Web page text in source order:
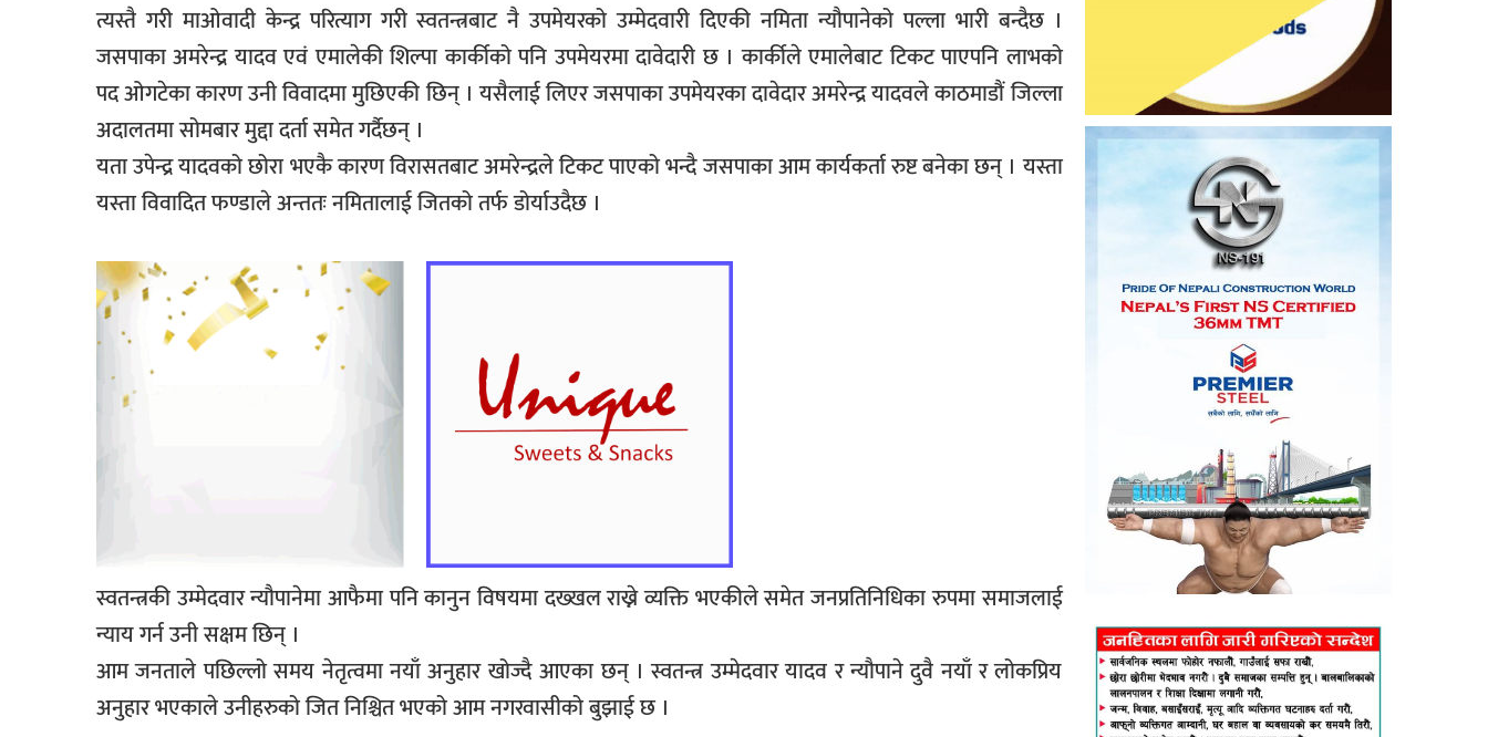
त्यस्तै गरी माओवादी केन्द्र परित्याग गरी स्वतन्त्रबाट नै उपमेयरको उम्मेदवारी दिएकी नमिता न्यौपानेको पल्ला भारी बन्दैछ ।
जसपाका अमरेन्द्र यादव एवं एमालेकी शिल्पा कार्कीको पनि उपमेयरमा दावेदारी छ । कार्कीले एमालेबाट टिकट पाएपनि लाभको
पद ओगटेका कारण उनी विवादमा मुछिएकी छिन् । यसैलाई लिएर जसपाका उपमेयरका दावेदार अमरेन्द्र यादवले काठमाडौं जिल्ला
अदालतमा सोमबार मुद्दा दर्ता समेत गर्दैछन् ।
यता उपेन्द्र यादवको छोरा भएकै कारण विरासतबाट अमरेन्द्रले टिकट पाएको भन्दै जसपाका आम कार्यकर्ता रुष्ट बनेका छन् । यस्ता
यस्ता विवादित फण्डाले अन्ततः नमितालाई जितको तर्फ डोर्याउदैछ ।
स्वतन्त्रकी उम्मेदवार न्यौपानेमा आफैमा पनि कानुन विषयमा दख्खल राख्ने व्यक्ति भएकीले समेत जनप्रतिनिधिका रुपमा समाजलाई
न्याय गर्न उनी सक्षम छिन् ।
आम जनताले पछिल्लो समय नेतृत्वमा नयाँ अनुहार खोज्दै आएका छन् । स्वतन्त्र उम्मेदवार यादव र न्यौपाने दुवै नयाँ र लोकप्रिय
अनुहार भएकाले उनीहरुको जित निश्चित भएको आम नगरवासीको बुझाई छ ।